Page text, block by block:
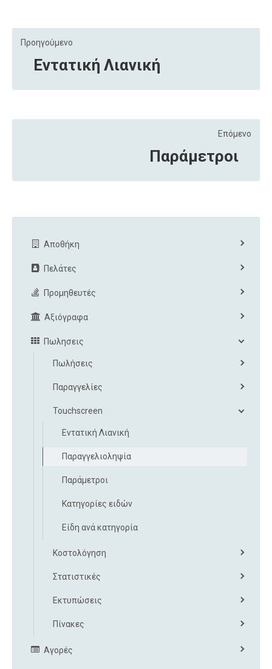
Προηγούμενο
Εντατική Λιανική
Επόμενο
Παράμετροι
Αποθήκη
Πελάτες
Προμηθευτές
Αξιόγραφα
Πωλησεις
Πωλήσεις
Παραγγελίες
Touchscreen
Εντατική Λιανική
Παραγγελιοληψία
Παράμετροι
Κατηγορίες ειδών
Είδη ανά κατηγορία
Κοστολόγηση
Στατιστικές
Εκτυπώσεις
Πίνακες
Αγορές